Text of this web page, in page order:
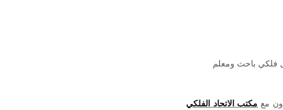
فلكي باحث ومعلم
مع مكتب الاتحاد الفلكي